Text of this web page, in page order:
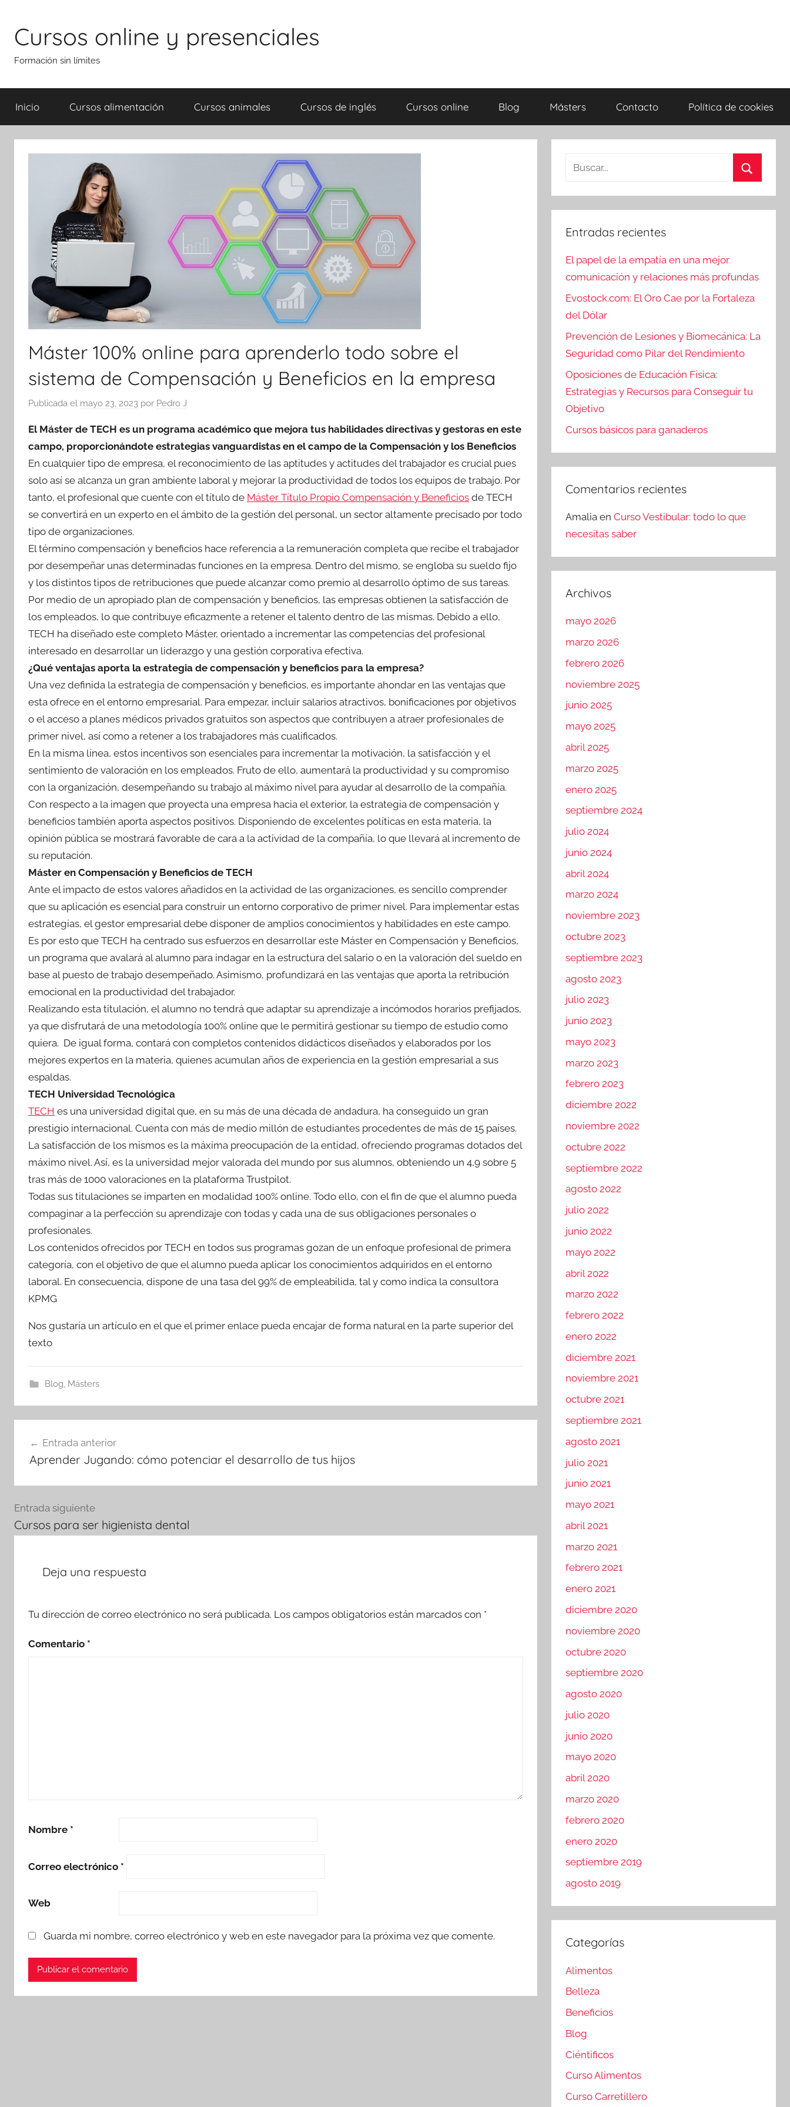
contenido
Cursos online y presenciales
Formación sin límites
Inicio Cursos alimentación Cursos animales Cursos de inglés Cursos online Blog Másters Contacto Política de cookies
Máster 100% online para aprenderlo todo sobre el
sistema de Compensación y Beneficios en la empresa
Publicada el mayo 23, 2023 por Pedro J
El Máster de TECH es un programa académico que mejora tus habilidades directivas y gestoras en este
campo, proporcionándote estrategias vanguardistas en el campo de la Compensación y los Beneficios
En cualquier tipo de empresa, el reconocimiento de las aptitudes y actitudes del trabajador es crucial pues
solo así se alcanza un gran ambiente laboral y mejorar la productividad de todos los equipos de trabajo. Por
tanto, el profesional que cuente con el título de Máster Título Propio Compensación y Beneficios de TECH
se convertirá en un experto en el ámbito de la gestión del personal, un sector altamente precisado por todo
tipo de organizaciones.
El término compensación y beneficios hace referencia a la remuneración completa que recibe el trabajador
por desempeñar unas determinadas funciones en la empresa. Dentro del mismo, se engloba su sueldo fijo
y los distintos tipos de retribuciones que puede alcanzar como premio al desarrollo óptimo de sus tareas.
Por medio de un apropiado plan de compensación y beneficios, las empresas obtienen la satisfacción de
los empleados, lo que contribuye eficazmente a retener el talento dentro de las mismas. Debido a ello,
TECH ha diseñado este completo Máster, orientado a incrementar las competencias del profesional
interesado en desarrollar un liderazgo y una gestión corporativa efectiva.
¿Qué ventajas aporta la estrategia de compensación y beneficios para la empresa?
Una vez definida la estrategia de compensación y beneficios, es importante ahondar en las ventajas que
esta ofrece en el entorno empresarial. Para empezar, incluir salarios atractivos, bonificaciones por objetivos
o el acceso a planes médicos privados gratuitos son aspectos que contribuyen a atraer profesionales de
primer nivel, así como a retener a los trabajadores más cualificados.
En la misma línea, estos incentivos son esenciales para incrementar la motivación, la satisfacción y el
sentimiento de valoración en los empleados. Fruto de ello, aumentará la productividad y su compromiso
con la organización, desempeñando su trabajo al máximo nivel para ayudar al desarrollo de la compañía.
Con respecto a la imagen que proyecta una empresa hacia el exterior, la estrategia de compensación y
beneficios también aporta aspectos positivos. Disponiendo de excelentes políticas en esta materia, la
opinión pública se mostrará favorable de cara a la actividad de la compañía, lo que llevará al incremento de
su reputación.
Máster en Compensación y Beneficios de TECH
Ante el impacto de estos valores añadidos en la actividad de las organizaciones, es sencillo comprender
que su aplicación es esencial para construir un entorno corporativo de primer nivel. Para implementar estas
estrategias, el gestor empresarial debe disponer de amplios conocimientos y habilidades en este campo.
Es por esto que TECH ha centrado sus esfuerzos en desarrollar este Máster en Compensación y Beneficios,
un programa que avalará al alumno para indagar en la estructura del salario o en la valoración del sueldo en
base al puesto de trabajo desempeñado. Asimismo, profundizará en las ventajas que aporta la retribución
emocional en la productividad del trabajador.
Realizando esta titulación, el alumno no tendrá que adaptar su aprendizaje a incómodos horarios prefijados,
ya que disfrutará de una metodología 100% online que le permitirá gestionar su tiempo de estudio como
quiera. De igual forma, contará con completos contenidos didácticos diseñados y elaborados por los
mejores expertos en la materia, quienes acumulan años de experiencia en la gestión empresarial a sus
espaldas.
TECH Universidad Tecnológica
TECH es una universidad digital que, en su más de una década de andadura, ha conseguido un gran
prestigio internacional. Cuenta con más de medio millón de estudiantes procedentes de más de 15 países.
La satisfacción de los mismos es la máxima preocupación de la entidad, ofreciendo programas dotados del
máximo nivel. Así, es la universidad mejor valorada del mundo por sus alumnos, obteniendo un 4,9 sobre 5
tras más de 1000 valoraciones en la plataforma Trustpilot.
Todas sus titulaciones se imparten en modalidad 100% online. Todo ello, con el fin de que el alumno pueda
compaginar a la perfección su aprendizaje con todas y cada una de sus obligaciones personales o
profesionales.
Los contenidos ofrecidos por TECH en todos sus programas gozan de un enfoque profesional de primera
categoría, con el objetivo de que el alumno pueda aplicar los conocimientos adquiridos en el entorno
laboral. En consecuencia, dispone de una tasa del 99% de empleabilida, tal y como indica la consultora
KPMG
Nos gustaría un artículo en el que el primer enlace pueda encajar de forma natural en la parte superior del
texto
Blog Másters
de
entradas
Entrada anterior
Aprender Jugando: cómo potenciar el desarrollo de tus hijos
Entrada siguiente
Cursos para ser higienista dental
Deja una respuesta
Tu dirección de correo electrónico no será publicada. Los campos obligatorios están marcados con *
Comentario *
Nombre *
Correo electrónico *
Web
Guarda mi nombre, correo electrónico y web en este navegador para la próxima vez que comente.
Buscar:
Entradas recientes
El papel de la empatía en una mejor
comunicación y relaciones más profundas
Evostock.com: El Oro Cae por la Fortaleza
del Dólar
Prevención de Lesiones y Biomecánica: La
Seguridad como Pilar del Rendimiento
Oposiciones de Educación Física:
Estrategias y Recursos para Conseguir tu
Objetivo
Cursos básicos para ganaderos
Comentarios recientes
Amalia enCurso Vestibular: todo lo que
necesitas saber
Archivos
mayo 2026
marzo 2026
febrero 2026
noviembre 2025
junio 2025
mayo 2025
abril 2025
marzo 2025
enero 2025
septiembre 2024
julio 2024
junio 2024
abril 2024
marzo 2024
noviembre 2023
octubre 2023
septiembre 2023
agosto 2023
julio 2023
junio 2023
mayo 2023
marzo 2023
febrero 2023
diciembre 2022
noviembre 2022
octubre 2022
septiembre 2022
agosto 2022
julio 2022
junio 2022
mayo 2022
abril 2022
marzo 2022
febrero 2022
enero 2022
diciembre 2021
noviembre 2021
octubre 2021
septiembre 2021
agosto 2021
julio 2021
junio 2021
mayo 2021
abril 2021
marzo 2021
febrero 2021
enero 2021
diciembre 2020
noviembre 2020
octubre 2020
septiembre 2020
agosto 2020
julio 2020
junio 2020
mayo 2020
abril 2020
marzo 2020
febrero 2020
enero 2020
septiembre 2019
agosto 2019
Categorías
Alimentos
Belleza
Beneficios
Blog
Ciéntificos
Curso Alimentos
Curso Carretillero